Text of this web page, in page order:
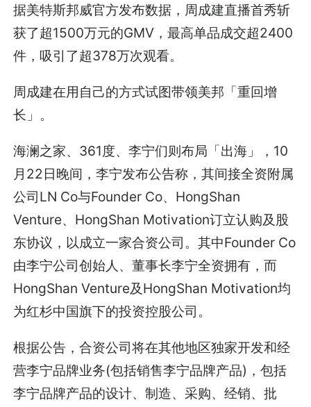
据美特斯邦威官方发布数据，周成建直播首秀斩
获了超1500万元的GMV，最高单品成交超2400
件，吸引了超378万次观看。
周成建在用自己的方式试图带领美邦「重回增
长」。
海澜之家、361度、李宁们则布局「出海」，10
月22日晚间，李宁发布公告称，其间接全资附属
公司LN Co与Founder Co、HongShan
Venture、HongShan Motivation订立认购及股
东协议，以成立一家合资公司。其中Founder Co
由李宁公司创始人、董事长李宁全资拥有，而
HongShan Venture及HongShan Motivation均
为红杉中国旗下的投资控股公司。
根据公告，合资公司将在其他地区独家开发和经
营李宁品牌业务(包括销售李宁品牌产品)，包括
李宁品牌产品的设计、制造、采购、经销、批